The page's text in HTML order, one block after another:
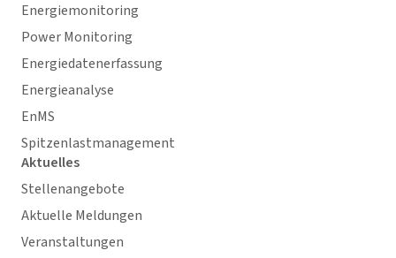
Energiemonitoring
Power Monitoring
Energiedatenerfassung
Energieanalyse
EnMS
Spitzenlastmanagement
Aktuelles
Stellenangebote
Aktuelle Meldungen
Veranstaltungen